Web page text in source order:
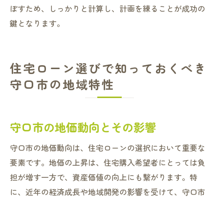
ぼすため、しっかりと計算し、計画を練ることが成功の
鍵となります。
住宅ローン選びで知っておくべき
守口市の地域特性
守口市の地価動向とその影響
守口市の地価動向は、住宅ローンの選択において重要な
要素です。地価の上昇は、住宅購入希望者にとっては負
担が増す一方で、資産価値の向上にも繋がります。特
に、近年の経済成長や地域開発の影響を受けて、守口市